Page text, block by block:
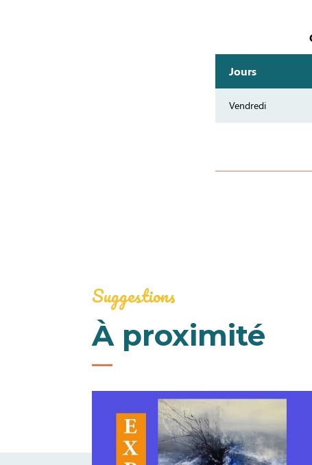
Jours
Vendredi
Suggestions
À proximité